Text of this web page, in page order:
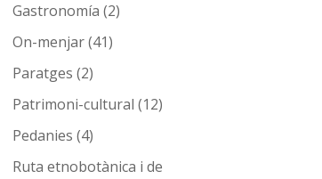
Gastronomía (2)
On-menjar(41)
Paratges (2)
Patrimoni-cultural (12)
Pedanies (4)
Ruta etnobotànica i de